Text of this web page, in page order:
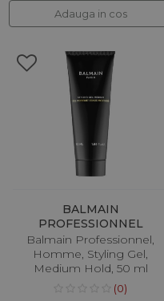
Adauga in cos
BALMAIN
PROFESSIONNEL
Balmain Professionnel,
Homme, Styling Gel,
Medium Hold, 50 ml
(0)